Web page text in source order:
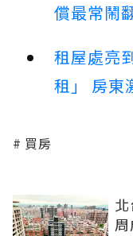
償最常鬧
租屋處亮
租」 房東
買房